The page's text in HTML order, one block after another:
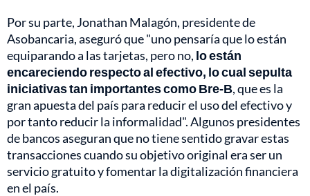
Por su parte, Jonathan Malagón, presidente de
Asobancaria, aseguró que "uno pensaría que lo están
equiparando a las tarjetas, pero no, lo están
encareciendo respecto al efectivo, lo cual sepulta
iniciativas tan importantes como Bre-B, que es la
gran apuesta del país para reducir el uso del efectivo y
por tanto reducir la informalidad". Algunos presidentes
de bancos aseguran que no tiene sentido gravar estas
transacciones cuando su objetivo original era ser un
servicio gratuito y fomentar la digitalización financiera
en el país.